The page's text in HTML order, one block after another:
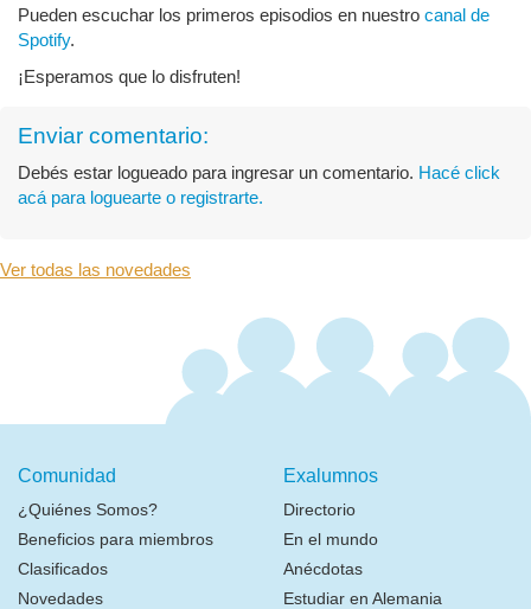
Pueden escuchar los primeros episodios en nuestro canal de
Spotify.
¡Esperamos que lo disfruten!
Enviar comentario:
Debés estar logueado para ingresar un comentario. Hacé click
acá para loguearte o registrarte.
Ver todas las novedades
Comunidad
¿Quiénes Somos?
Beneficios para miembros
Clasificados
Novedades
Exalumnos
Directorio
En el mundo
Anécdotas
Estudiar en Alemania